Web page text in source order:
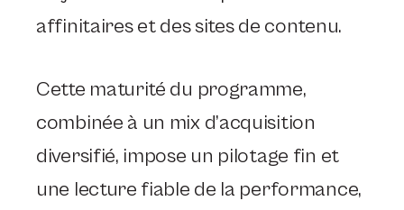
affinitaires et des sites de contenu.
Cette maturité du programme,
combinée à un mix d’acquisition
diversifié, impose un pilotage fin et
une lecture fiable de la performance,